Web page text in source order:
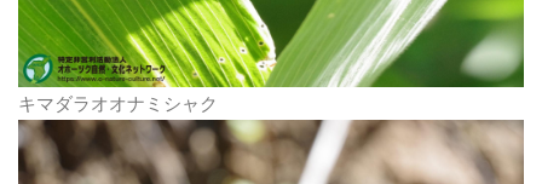
キマダラオオナミシャク